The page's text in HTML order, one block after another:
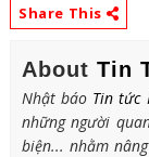
Share This
About Tin
Nhật báo Tin tức
những người
biện... nhằm